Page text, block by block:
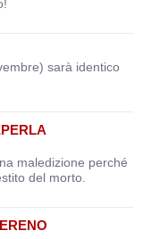
sarà identico
maledizione perché
del morto.